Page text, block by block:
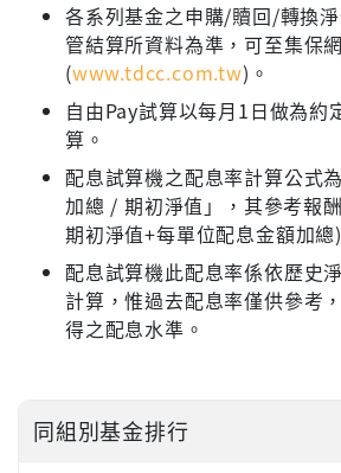
各系列基金之申購/贖回/轉換
管結算所資料為準，可至集保
(www.tdcc.com.tw)。
自由Pay試算以每月1日做為約
算。
配息試算機之配息率計算公式
加總 / 期初淨值」，其參考報
期初淨值+每單位配息金額加總
配息試算機此配息率係依歷史
計算，惟過去配息率僅供參考
得之配息水準。
同組別基金排行